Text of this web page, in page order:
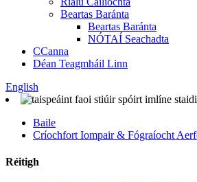
Beartas Baránta
Beartas Baránta
NÓTAÍ Seachadta
CCanna
Déan Teagmháil Linn
English
Baile
Críochfort Iompair & Fógraíocht
Réitigh